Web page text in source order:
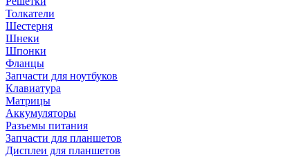
Толкатели
Шестерня
Шнеки
Шпонки
Фланцы
Запчасти для ноутбуков
Клавиатура
Матрицы
Аккумуляторы
Разъемы питания
Запчасти для планшетов
Дисплеи для планшетов